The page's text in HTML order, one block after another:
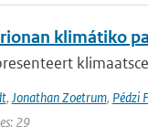
klimátiko
, Jonathan Zoetrum, Pédzi
29